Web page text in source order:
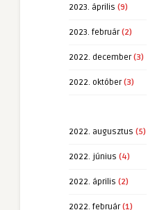
2023. április (9)
2023. február(2)
2022. december(3)
2022. október(3)
2022. augusztus (5)
2022. június (4)
2022. április (2)
2022. február(1)